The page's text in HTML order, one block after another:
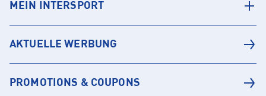
MEIN INTERSPORT
AKTUELLE WERBUNG
PROMOTIONS & COUPONS